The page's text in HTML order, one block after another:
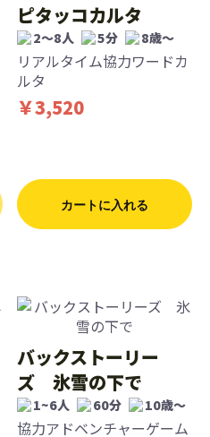
ピタッコカルタ
2〜8人 5分 8歳〜
リアルタイム協力ワードカ
ルタ
￥3,520
カートに入れる
バックストーリー
ズ 氷雪の下で
1~6人 60分 10歳〜
協力アドベンチャーゲーム